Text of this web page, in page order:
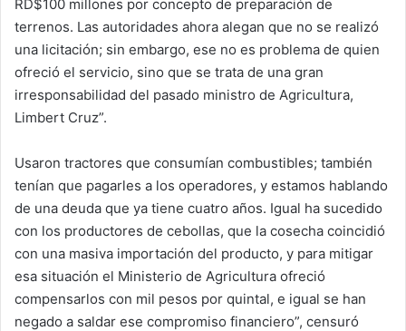
RD$100 millones por concepto de preparación de
terrenos. Las autoridades ahora alegan que no se realizó
una licitación; sin embargo, ese no es problema de quien
ofreció el servicio, sino que se trata de una gran
irresponsabilidad del pasado ministro de Agricultura,
Limbert Cruz”.
Usaron tractores que consumían combustibles; también
tenían que pagarles a los operadores, y estamos hablando
de una deuda que ya tiene cuatro años. Igual ha sucedido
con los productores de cebollas, que la cosecha coincidió
con una masiva importación del producto, y para mitigar
esa situación el Ministerio de Agricultura ofreció
compensarlos con mil pesos por quintal, e igual se han
negado a saldar ese compromiso financiero”, censuró